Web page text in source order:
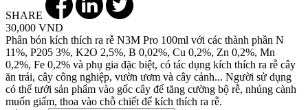
SHARE
30,000 VND
Phân bón kích thích ra rễ N3M Pro 100ml với các thành phần N
11%, P205 3%, K2O 2,5%, B 0,02%, Cu 0,2%, Zn 0,2%, Mn
0,2%, Fe 0,2% và phụ gia đặc biệt, có tác dụng kích thích ra rễ cây
ăn trái, cây công nghiệp, vườn ươm và cây cảnh... Người sử dụng
có thể tưới sản phẩm vào gốc cây để tăng cường bộ rễ, nhúng cành
muốn giấm, thoa vào chỗ chiết để kích thích ra rễ.